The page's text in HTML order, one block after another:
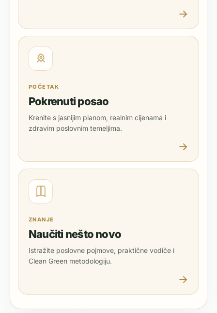
POČETAK
Pokrenuti posao
Krenite s jasnijim planom, realnim cijenama i
zdravim poslovnim temeljima.
ZNANJE
Naučiti nešto novo
Istražite poslovne pojmove, praktične vodiče i
Clean Green metodologiju.